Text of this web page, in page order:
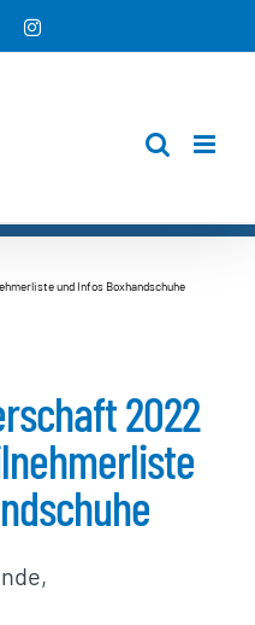
Instagram
und Infos Boxhandschuhe
2022